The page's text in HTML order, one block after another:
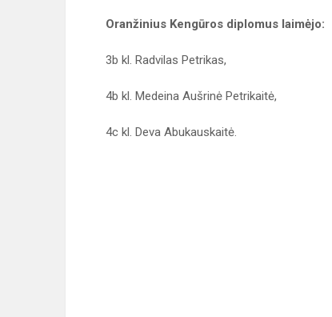
Oranžinius Kengūros diplomus laimėjo:
3b kl. Radvilas Petrikas,
4b kl. Medeina Aušrinė Petrikaitė,
4c kl. Deva Abukauskaitė.